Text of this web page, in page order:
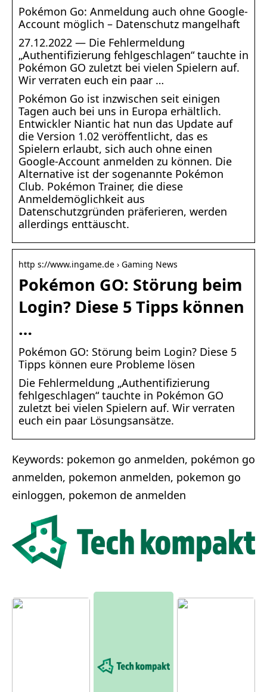
Pokémon Go: Anmeldung auch ohne Google-
Account möglich – Datenschutz mangelhaft
27.12.2022 — Die Fehlermeldung
„Authentifizierung fehlgeschlagen“ tauchte in
Pokémon GO zuletzt bei vielen Spielern auf.
Wir verraten euch ein paar …
Pokémon Go ist inzwischen seit einigen
Tagen auch bei uns in Europa erhältlich.
Entwickler Niantic hat nun das Update auf
die Version 1.02 veröffentlicht, das es
Spielern erlaubt, sich auch ohne einen
Google-Account anmelden zu können. Die
Alternative ist der sogenannte Pokémon
Club. Pokémon Trainer, die diese
Anmeldemöglichkeit aus
Datenschutzgründen präferieren, werden
allerdings enttäuscht.
http s://www.ingame.de › Gaming News
Pokémon GO: Störung beim
Login? Diese 5 Tipps können
…
Pokémon GO: Störung beim Login? Diese 5
Tipps können eure Probleme lösen
Die Fehlermeldung „Authentifizierung
fehlgeschlagen“ tauchte in Pokémon GO
zuletzt bei vielen Spielern auf. Wir verraten
euch ein paar Lösungsansätze.
Keywords: pokemon go anmelden, pokémon go
anmelden, pokemon anmelden, pokemon go
einloggen, pokemon de anmelden